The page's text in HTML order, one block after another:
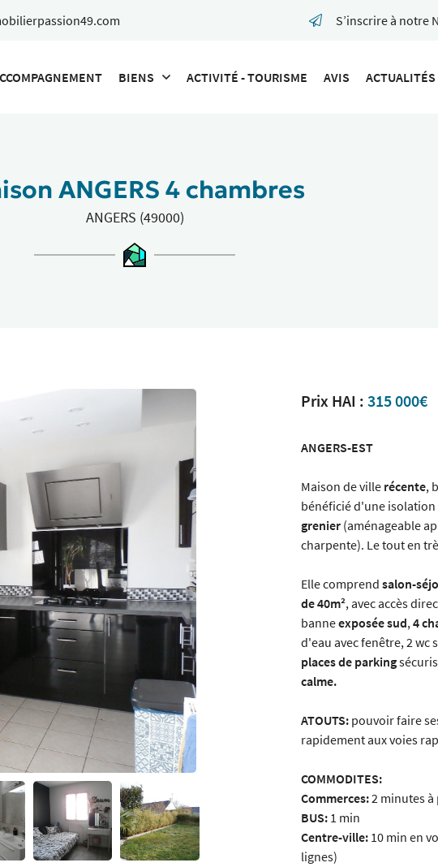
S’inscrire à notre
BIENS ACTIVITÉ - TOURISME AVIS ACTUALITÉS
ANGERS 4 chambres
ANGERS (49000)
Prix HAI : 315 000€
ANGERS-EST
Maison de ville récente,
bénéficié d'une
grenier (aménageable
charpente). Le tout en
Elle comprend salon-
de 40m², avec accès
banneexposée sud,4
d'eau avec fenêtre, 2 wc
places de parking
calme.
ATOUTS: pouvoir faire
rapidement aux voies
COMMODITES:
Commerces:2 minutes à
BUS: 1 min
Centre-ville: 10 min en
lignes)